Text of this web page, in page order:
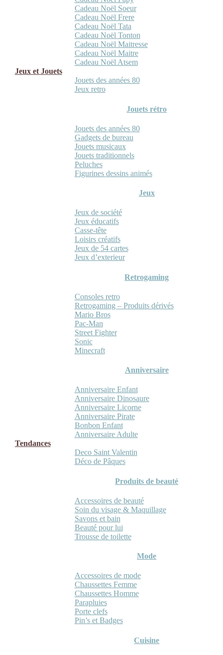
Cadeau Noël Soeur
Cadeau Noël Frere
Cadeau Noël Tata
Cadeau Noël Tonton
Cadeau Noël Maitresse
Cadeau Noël Maitre
Cadeau Noël Atsem
Jeux et Jouets
Jouets des années 80
Jeux retro
Jouets rétro
Jouets des années 80
Gadgets de bureau
Jouets musicaux
Jouets traditionnels
Peluches
Figurines dessins animés
Jeux
Jeux de société
Jeux éducatifs
Casse-tête
Loisirs créatifs
Jeux de 54 cartes
Jeux d’exterieur
Retrogaming
Consoles retro
Retrogaming – Produits dérivés
Mario Bros
Pac-Man
Street Fighter
Sonic
Minecraft
Anniversaire
Anniversaire Enfant
Anniversaire Dinosaure
Anniversaire Licorne
Anniversaire Pirate
Bonbon Enfant
Anniversaire Adulte
Tendances
Deco Saint Valentin
Déco de Pâques
Produits de beauté
Accessoires de beauté
Soin du visage & Maquillage
Savons et bain
Beauté pour lui
Trousse de toilette
Mode
Accessoires de mode
Chaussettes Femme
Chaussettes Homme
Parapluies
Porte clefs
Pin’s et Badges
Cuisine